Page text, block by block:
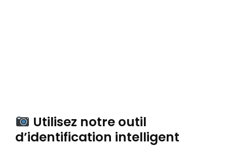
Utilisez notre outil
d’identification intelligent